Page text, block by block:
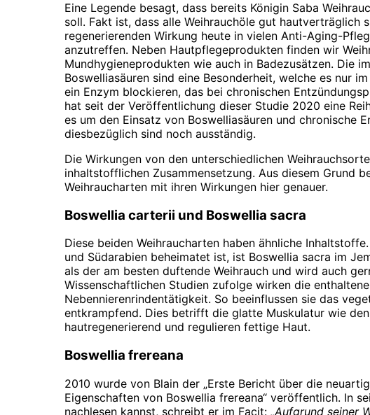
Eine Legende besagt, dass bereits Königin Saba
soll. Fakt ist, dass alle Weihrauchöle gut hautverträglich
regenerierenden Wirkung heute in vielen Anti-Aging-
anzutreffen. Neben Hautpflegeprodukten finden wir
Mundhygieneprodukten wie auch in Badezusätzen. Die
Boswelliasäuren sind eine Besonderheit, welche es nur
ein Enzym blockieren, das bei chronischen
hat seit der Veröffentlichung dieser Studie 2020 eine
es um den Einsatz von Boswelliasäuren und chronische
diesbezüglich sind noch ausständig.
Die Wirkungen von den unterschiedlichen
inhaltstofflichen Zusammensetzung. Aus diesem Grund
Weihraucharten mit ihren Wirkungen hier genauer.
Boswellia carterii und Boswellia sacra
Diese beiden Weihraucharten haben ähnliche
und Südarabien beheimatet ist, ist Boswellia sacra im
als der am besten duftende Weihrauch und wird auch
Wissenschaftlichen Studien zufolge wirken die
Nebennierenrindentätigkeit. So beeinflussen sie das
entkrampfend. Dies betrifft die glatte Muskulatur wie
hautregenerierend und regulieren fettige Haut.
Boswellia frereana
2010 wurde von Blain der „Erste Bericht über die
Eigenschaften von Boswellia frereana“ veröffentlich. In
nachlesen kannst, schreibt er im Facit: „Aufgrund seiner